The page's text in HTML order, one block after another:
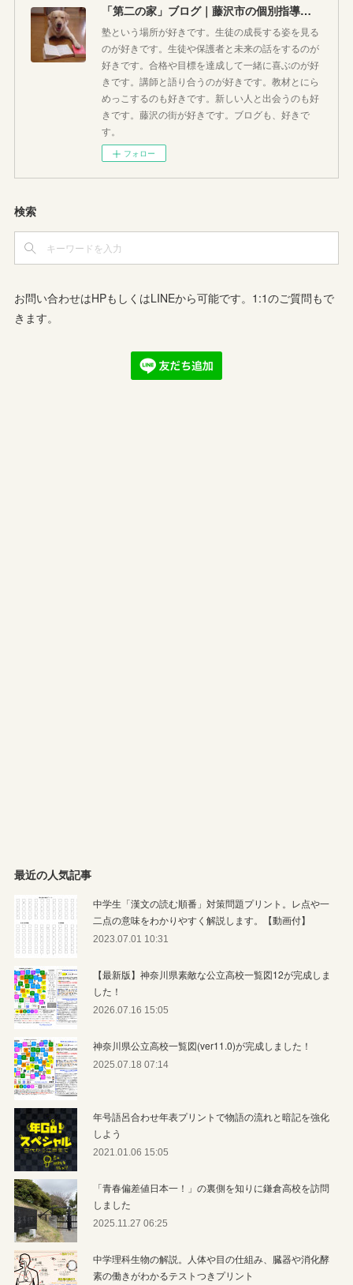
「第二の家」ブログ｜藤沢市の個別指導塾のお話
塾という場所が好きです。生徒の成長する姿を見る
のが好きです。生徒や保護者と未来の話をするのが
好きです。合格や目標を達成して一緒に喜ぶのが好
きです。講師と語り合うのが好きです。教材とにら
めっこするのも好きです。新しい人と出会うのも好
きです。藤沢の街が好きです。ブログも、好きで
す。
フォロー
検索
お問い合わせはHPもしくはLINEから可能です。1:1のご質問もで
きます。
最近の人気記事
中学生「漢文の読む順番」対策問題プリント。レ点や一
二点の意味をわかりやすく解説します。【動画付】
2023.07.01 10:31
【最新版】神奈川県素敵な公立高校一覧図12が完成しま
した！
2026.07.16 15:05
神奈川県公立高校一覧図(ver11.0)が完成しました！
2025.07.18 07:14
年号語呂合わせ年表プリントで物語の流れと暗記を強化
しよう
2021.01.06 15:05
「青春偏差値日本一！」の裏側を知りに鎌倉高校を訪問
しました
2025.11.27 06:25
中学理科生物の解説。人体や目の仕組み、臓器や消化酵
素の働きがわかるテストつきプリント